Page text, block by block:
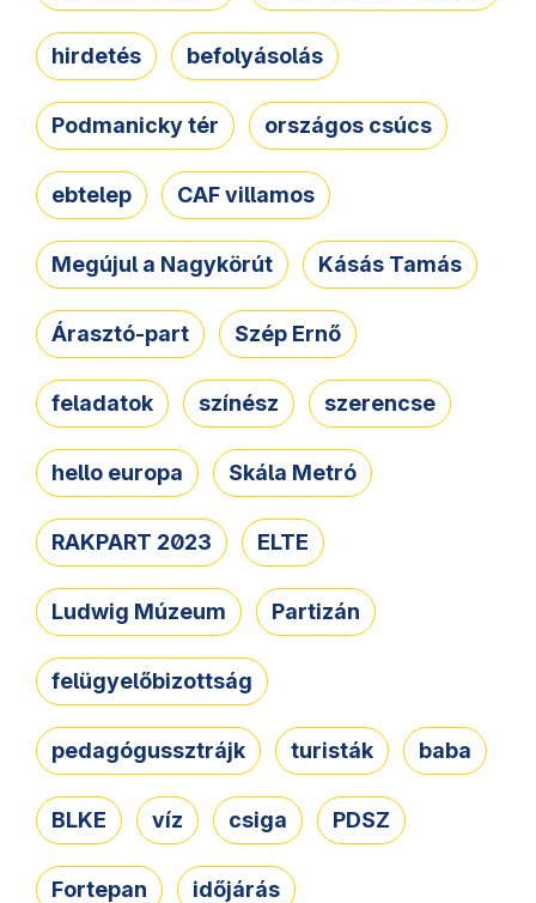
hirdetés befolyásolás
Podmanicky tér országos csúcs
ebtelep CAF villamos
Megújul a Nagykörút Kásás Tamás
Árasztó-part Szép Ernő
feladatok színész szerencse
hello europa Skála Metró
RAKPART 2023 ELTE
Ludwig Múzeum Partizán
felügyelőbizottság
pedagógussztrájk turisták baba
BLKE víz csiga PDSZ
Fortepan időjárás